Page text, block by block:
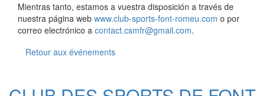
Mientras tanto, estamos a vuestra disposición a través de
nuestra página web www.club-sports-font-romeu.com o por
correo electrónico a contact.csmfr@gmail.com.
Retour aux événements